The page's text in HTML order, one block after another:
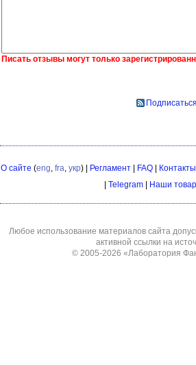
Писать отзывы могут только
О сайте (eng fra укр) | Регламент| FAQ| Контакты
| Telegram | Наши
Любое использование материалов сайта
активной ссылки на
© 2005-2026 «Лаборатория